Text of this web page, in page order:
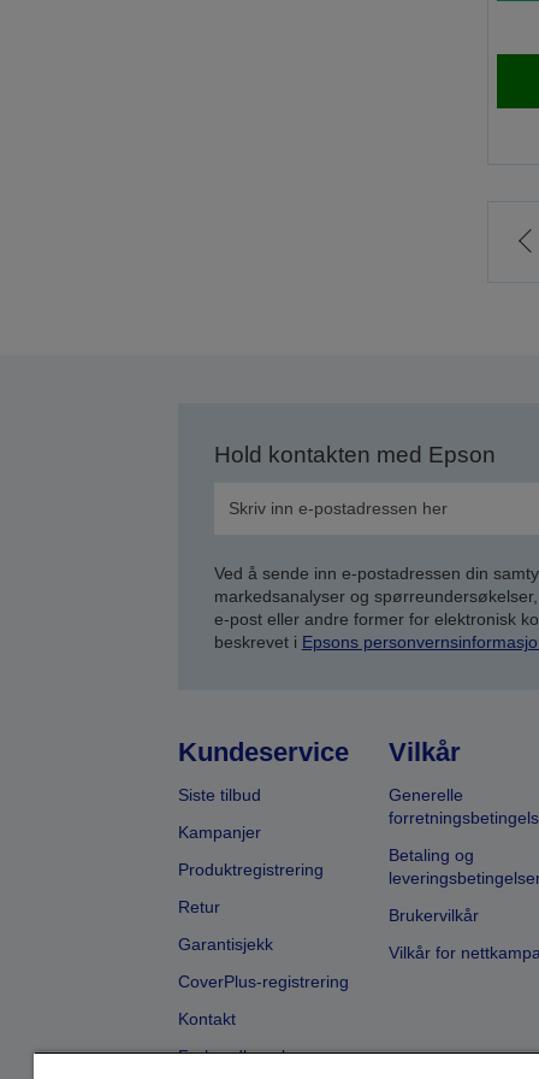
Hold kontakten med Epson
Ved å sende inn e-postadressen din
markedsanalyser og
e-post eller andre former for elektronisk
beskrevet i Epsons
Kundeservice
Siste tilbud
Kampanjer
Produktregistrering
Retur
Garantisjekk
CoverPlus-registrering
Kontakt
Forhandlersøk
Vilkår
Generelle
Betaling og
Brukervilkår
Vilkår for